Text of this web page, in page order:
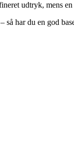
udtryk, mens
har du en god